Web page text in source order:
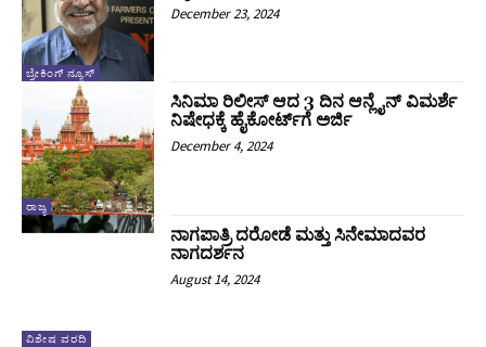
ಬ್ರೇಕಿಂಗ್ ನ್ಯೂಸ್
December 23, 2024
ರಾಜ್ಯ
ಸಿನಿಮಾ ರಿಲೀಸ್ ಆದ 3 ದಿನ ಆನ್ಲೈನ್ ವಿಮರ್ಶೆ
ನಿಷೇಧಕ್ಕೆ ಹೈಕೋರ್ಟ್‌ಗೆ ಅರ್ಜಿ
December 4, 2024
ವಿಶೇಷ ವರದಿ
ನಾಗಪಾತ್ರಿ ದರೋಡೆ ಮತ್ತು ಸಿನೇಮಾದವರ
ನಾಗದರ್ಶನ
August 14, 2024